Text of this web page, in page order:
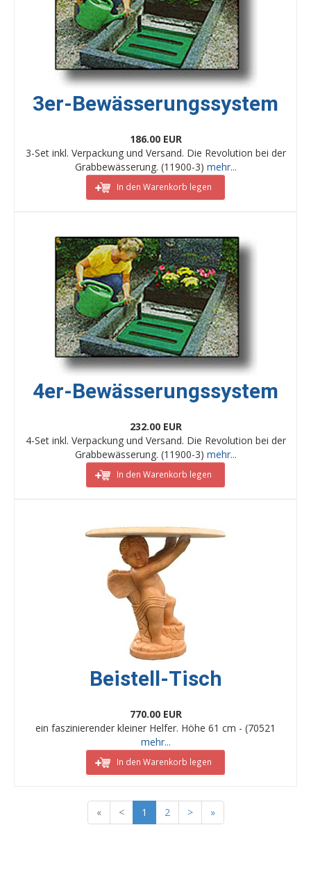
3er-Bewässerungssystem
186.00 EUR
3-Set inkl. Verpackung und Versand. Die Revolution bei der
Grabbewässerung. (11900-3) mehr...
In den Warenkorb legen
4er-Bewässerungssystem
232.00 EUR
4-Set inkl. Verpackung und Versand. Die Revolution bei der
Grabbewässerung. (11900-3) mehr...
In den Warenkorb legen
Beistell-Tisch
770.00 EUR
ein faszinierender kleiner Helfer. Höhe 61 cm - (70521
mehr...
In den Warenkorb legen
« < 1 2 > »